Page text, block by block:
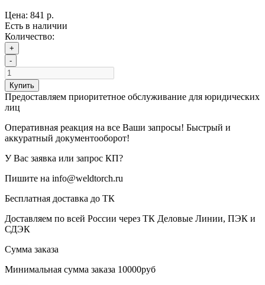
Цена: 841 р.
Есть в наличии
Количество:
+
-
Купить
Предоставляем приоритетное обслуживание для юридических
лиц
Оперативная реакция на все Ваши запросы! Быстрый и
аккуратный документооборот!
У Вас заявка или запрос КП?
Пишите на info@weldtorch.ru
Бесплатная доставка до ТК
Доставляем по всей России через ТК Деловые Линии, ПЭК и
СДЭК
Сумма заказа
Минимальная сумма заказа 10000руб